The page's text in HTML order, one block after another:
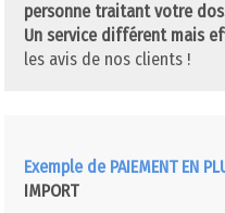
personne traitant votre
Un service différent mais
les avis de nos clients !
Exemple de PAIEMENT EN
IMPORT